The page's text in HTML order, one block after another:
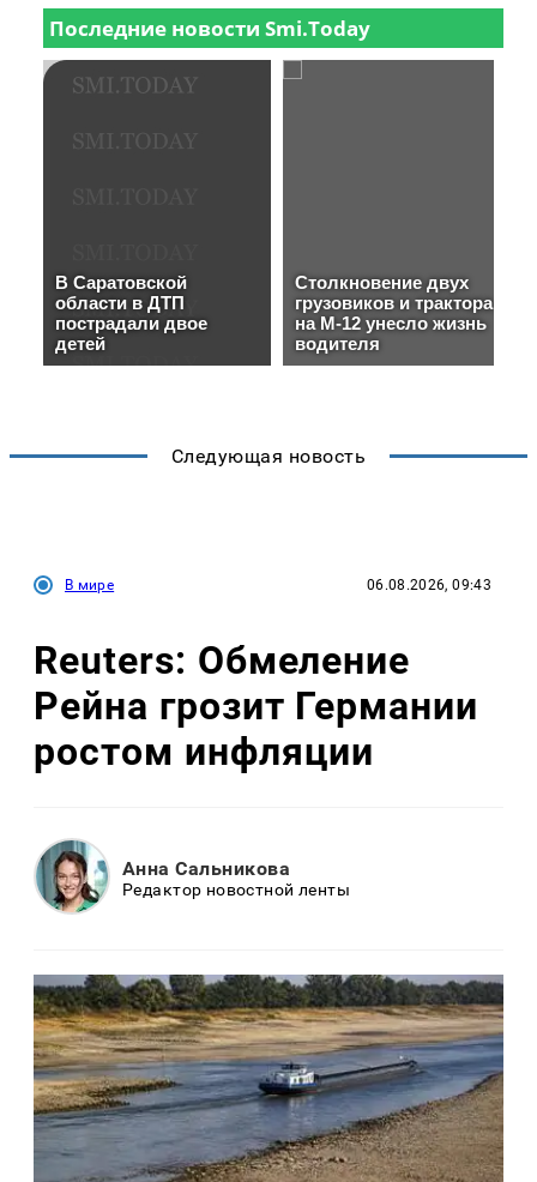
Следующая новость
В мире 06.08.2026, 09:43
Reuters: Обмеление
Рейна грозит Германии
ростом инфляции
Анна Сальникова
Редактор новостной ленты